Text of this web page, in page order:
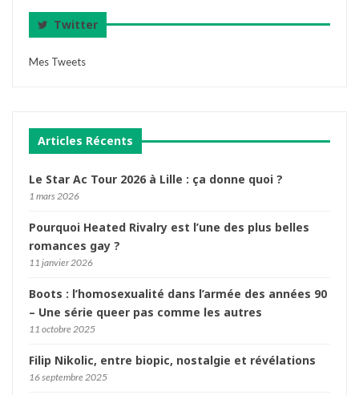
Twitter
Mes Tweets
Articles Récents
Le Star Ac Tour 2026 à Lille : ça donne quoi ?
1 mars 2026
Pourquoi Heated Rivalry est l’une des plus belles
romances gay ?
11 janvier 2026
Boots : l’homosexualité dans l’armée des années 90
– Une série queer pas comme les autres
11 octobre 2025
Filip Nikolic, entre biopic, nostalgie et révélations
16 septembre 2025